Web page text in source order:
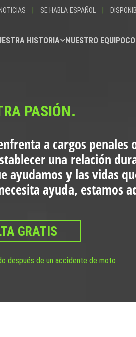
| SE HABLA ESPAÑOL |
HISTORIA NUESTRO EQUIPO
PASIÓN.
a cargos penales
una relación
ayudamos y las vidas
ayuda, estamos
GRATIS
después de un accidente de moto